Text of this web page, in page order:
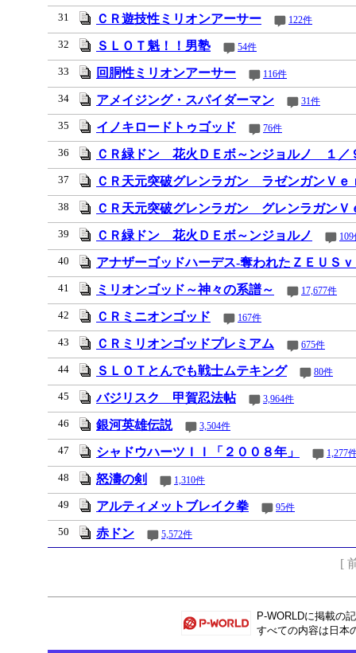
31 ＣＲ遊技性ミリオンアーサー 122件
32 ＳＬＯＴ魁！！男塾 54件
33 回胴性ミリオンアーサー 116件
34 アメイジング・スパイダーマン 31件
35 イノキロードトゥゴッド 76件
36 ＣＲ緑ドン 花火ＤＥボ～ンジョルノ １／
37 ＣＲ天元突破グレンラガン ラゼンガンＶｅ
38 ＣＲ天元突破グレンラガン グレンラガンＶ
39 ＣＲ緑ドン 花火ＤＥボ～ンジョルノ
40 アナザーゴッドハーデス‐奪われたＺＥＵＳｖ
41 ミリオンゴッド～神々の系譜～ 17,677件
42 ＣＲミニオンゴッド 167件
43 ＣＲミリオンゴッドプレミアム 675件
44 ＳＬＯＴとんでも戦士ムテキング 80件
45 バジリスク 甲賀忍法帖 3,964件
46 銀河英雄伝説 3,504件
47 シャドウハーツＩＩ「２００８年」 1,277
48 怒濤の剣 1,310件
49 アルティメットブレイク拳 95件
50 赤ドン 5,572件
[
P-WORLDに掲載の
すべての内容は日本